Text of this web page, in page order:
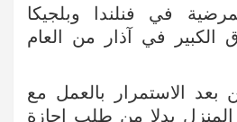
في فنلندا وبلجيكا
الكبير في آذار من العام
بعد الاستمرار بالعمل مع
بدلا من طلب إجازة